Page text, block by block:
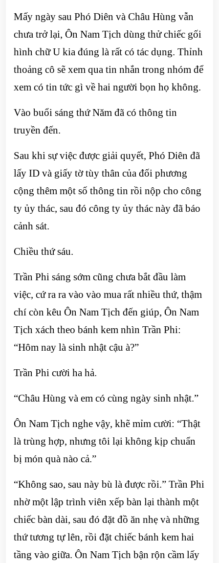
Mấy ngày sau Phó Diên và Châu Hùng vẫn
chưa trở lại, Ôn Nam Tịch dùng thử chiếc gối
hình chữ U kia đúng là rất có tác dụng. Thỉnh
thoảng cô sẽ xem qua tin nhắn trong nhóm để
xem có tin tức gì về hai người bọn họ không.
Vào buổi sáng thứ Năm đã có thông tin
truyền đến.
Sau khi sự việc được giải quyết, Phó Diên đã
lấy ID và giấy tờ tùy thân của đối phương
cộng thêm một số thông tin rồi nộp cho công
ty ủy thác, sau đó công ty ủy thác này đã báo
cảnh sát.
Chiều thứ sáu.
Trần Phi sáng sớm cũng chưa bắt đầu làm
việc, cứ ra ra vào vào mua rất nhiều thứ, thậm
chí còn kêu Ôn Nam Tịch đến giúp, Ôn Nam
Tịch xách theo bánh kem nhìn Trần Phi:
“Hôm nay là sinh nhật cậu à?”
Trần Phi cười ha hả.
“Châu Hùng và em có cùng ngày sinh nhật.”
Ôn Nam Tịch nghe vậy, khẽ mỉm cười: “Thật
là trùng hợp, nhưng tôi lại không kịp chuẩn
bị món quà nào cả.”
“Không sao, sau này bù là được rồi.” Trần Phi
nhờ một lập trình viên xếp bàn lại thành một
chiếc bàn dài, sau đó đặt đồ ăn nhẹ và những
thứ tương tự lên, rồi đặt chiếc bánh kem hai
tầng vào giữa. Ôn Nam Tịch bận rộn cầm lấy